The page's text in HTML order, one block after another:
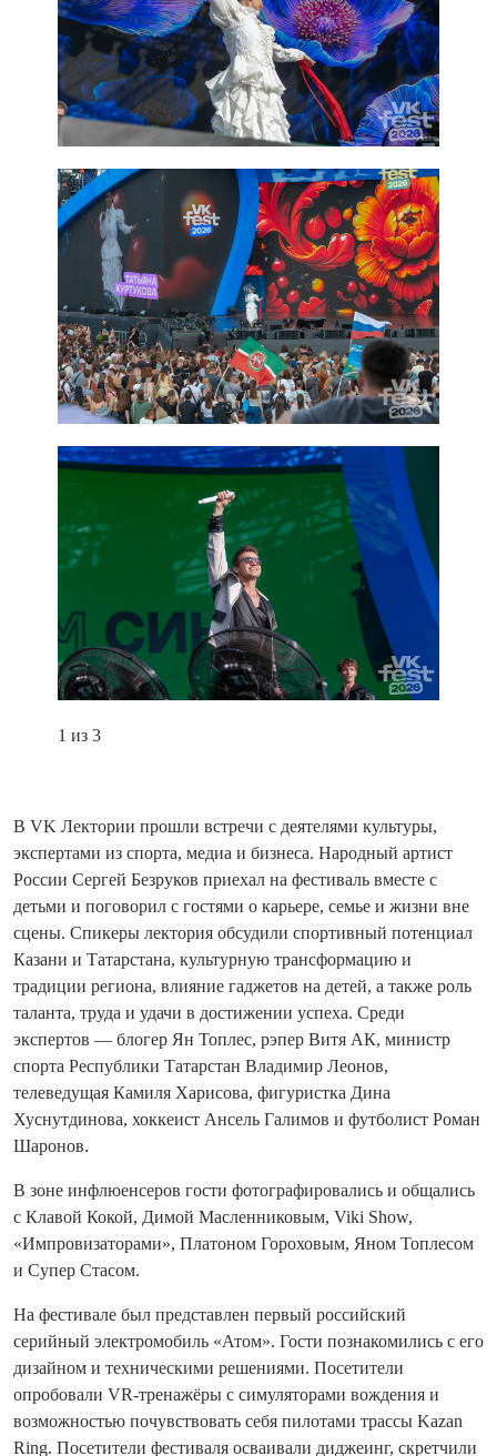
1 из 3
В VK Лектории прошли встречи с деятелями культуры,
экспертами из спорта, медиа и бизнеса. Народный артист
России Сергей Безруков приехал на фестиваль вместе с
детьми и поговорил с гостями о карьере, семье и жизни вне
сцены. Спикеры лектория обсудили спортивный потенциал
Казани и Татарстана, культурную трансформацию и
традиции региона, влияние гаджетов на детей, а также роль
таланта, труда и удачи в достижении успеха. Среди
экспертов — блогер Ян Топлес, рэпер Витя АК, министр
спорта Республики Татарстан Владимир Леонов,
телеведущая Камиля Харисова, фигуристка Дина
Хуснутдинова, хоккеист Ансель Галимов и футболист Роман
Шаронов.
В зоне инфлюенсеров гости фотографировались и общались
с Клавой Кокой, Димой Масленниковым, Viki Show,
«Импровизаторами», Платоном Гороховым, Яном Топлесом
и Супер Стасом.
На фестивале был представлен первый российский
серийный электромобиль «Атом». Гости познакомились с его
дизайном и техническими решениями. Посетители
опробовали VR-тренажёры с симуляторами вождения и
возможностью почувствовать себя пилотами трассы Kazan
Ring. Посетители фестиваля осваивали диджеинг, скретчили